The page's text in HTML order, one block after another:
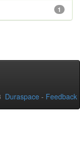
1
Duraspace - Feedback